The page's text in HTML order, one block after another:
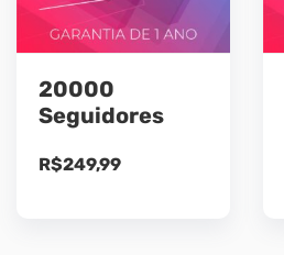
20000
Seguidores
R$249,99